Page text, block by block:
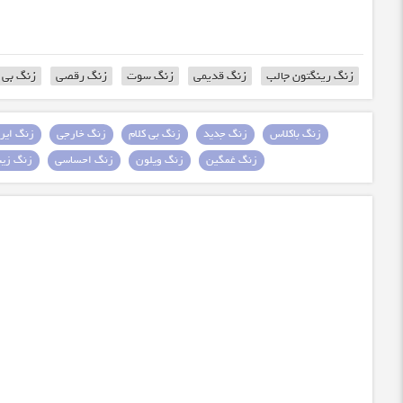
زنگ رینگتون جالب زنگ قدیمی زنگ سوت زنگ رقصی زنگ بی
زنگ باکلاس زنگ جدید زنگ بی کلام زنگ خارجی زنگ
زنگ غمگین
زنگ ویلون زنگ احساسی زنگ